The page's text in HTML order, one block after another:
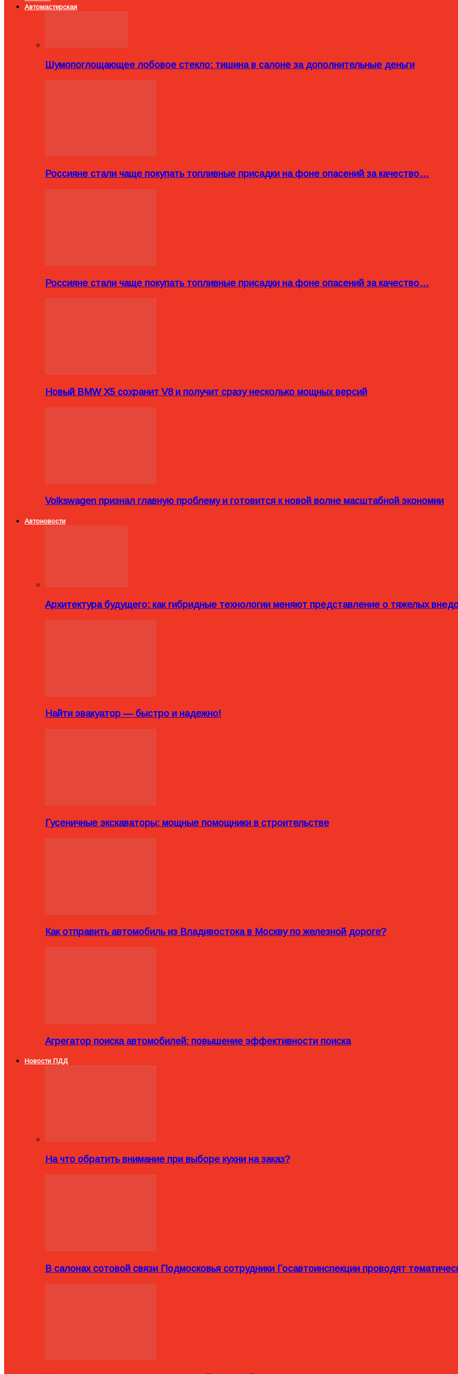
Автомастерская
Шумопоглощающее лобовое стекло: тишина в салоне за дополнительные деньги
Россияне стали чаще покупать топливные присадки на фоне опасений за качество…
Россияне стали чаще покупать топливные присадки на фоне опасений за качество…
Новый BMW X5 сохранит V8 и получит сразу несколько мощных версий
Volkswagen признал главную проблему и готовится к новой волне масштабной экономии
Автоновости
Архитектура будущего: как гибридные технологии меняют представление о тяжелых
Найти эвакуатор — быстро и надежно!
Гусеничные экскаваторы: мощные помощники в строительстве
Как отправить автомобиль из Владивостока в Москву по железной дороге?
Агрегатор поиска автомобилей: повышение эффективности поиска
Новости ПДД
На что обратить внимание при выборе кухни на заказ?
В салонах сотовой связи Подмосковья сотрудники Госавтоинспекции проводят